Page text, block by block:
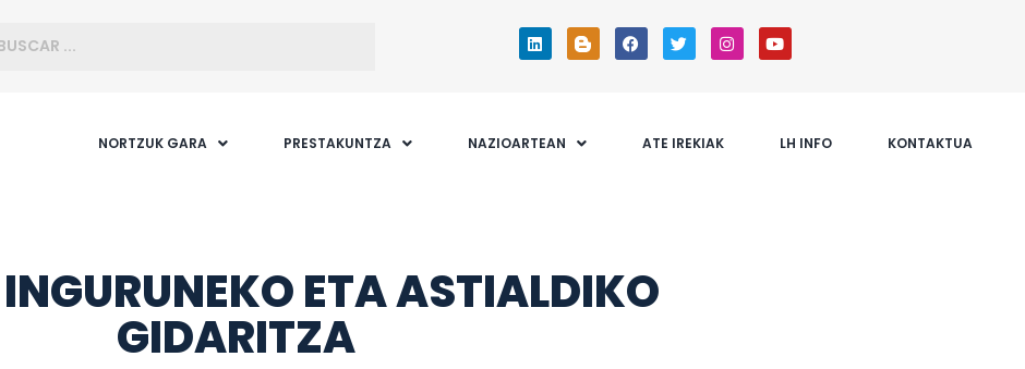
NORTZUK GARA PRESTAKUNTZA NAZIOARTEAN ATE IREKIAK LH INFO KONTAKTUA
ETA ASTIALDIKO
GIDARITZA